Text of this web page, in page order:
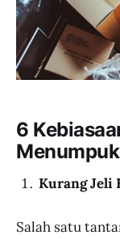
6
Kurang Jeli
Salah satu